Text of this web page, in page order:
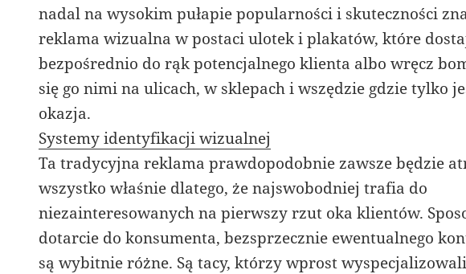
nadal na wysokim pułapie popularności i skuteczności
reklama wizualna w postaci ulotek i plakatów, które
bezpośrednio do rąk potencjalnego klienta albo wręcz
się go nimi na ulicach, w sklepach i wszędzie gdzie tylko
okazja.
Systemy identyfikacji wizualnej
Ta tradycyjna reklama prawdopodobnie zawsze będzie
wszystko właśnie dlatego, że najswobodniej trafia do
niezainteresowanych na pierwszy rzut oka klientów.
dotarcie do konsumenta, bezsprzecznie ewentualnego
są wybitnie różne. Są tacy, którzy wprost